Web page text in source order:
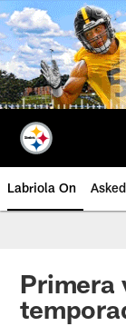
Skip
to
main
content
Labriola On
Primera